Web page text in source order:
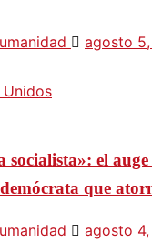
agosto
Unidos
socialista»: el auge
que
agosto